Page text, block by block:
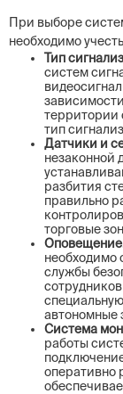
При выборе
необходимо
Тип
систем
территории
тип
Датчики и
незаконной
разбития
правильно
торговые
необходимо
службы
автономные
Система
работы
оперативно